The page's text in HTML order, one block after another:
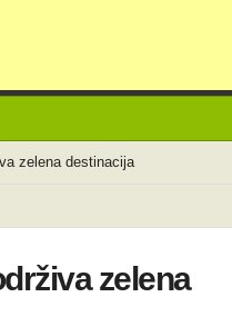
zelena destinacija
zelena